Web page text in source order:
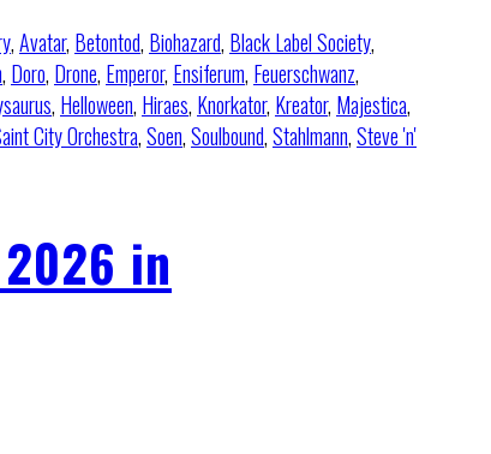
,Avatar, Betontod, Biohazard, Black Label Society,
, Doro, Drone, Emperor, Ensiferum, Feuerschwanz,
, Helloween, Hiraes, Knorkator, Kreator, Majestica,
City Orchestra,Soen,Soulbound,Stahlmann,Steve 'n'
in